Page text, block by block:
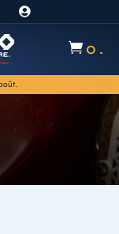

 0 .
à partir du